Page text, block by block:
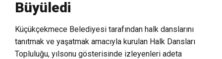
Büyüledi
Küçükçekmece Belediyesi tarafından halk danslarını
tanıtmak ve yaşatmak amacıyla kurulan Halk Dansları
Topluluğu, yılsonu gösterisinde izleyenleri adeta